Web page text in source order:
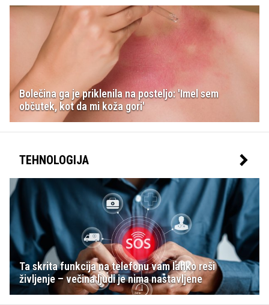
Bolečina ga je priklenila na posteljo: 'Imel sem
občutek, kot da mi koža gori'
TEHNOLOGIJA
Ta skrita funkcija na telefonu vam lahko reši
življenje – večina ljudi je nima nastavljene